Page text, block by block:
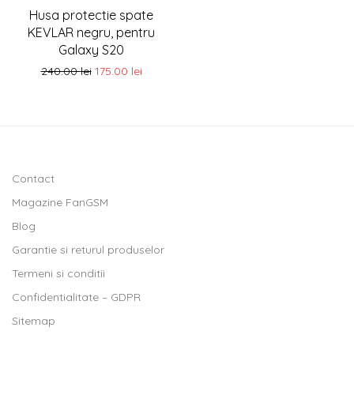
Husa protectie spate
KEVLAR negru, pentru
Galaxy S20
240.00lei 175.00 lei
Contact
Magazine FanGSM
Blog
Garantie si returul produselor
Termeni si conditii
Confidentialitate – GDPR
Sitemap